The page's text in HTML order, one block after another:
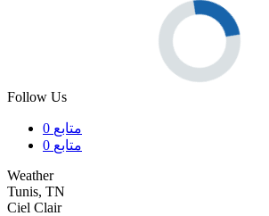
Follow Us
0 متابع
0 متابع
Weather
Tunis, TN
Ciel Clair